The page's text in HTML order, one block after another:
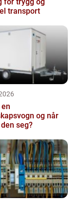
transport
og når
seg?